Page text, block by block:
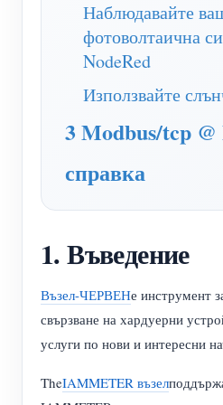
WiFi контролер за
IAMMETER Cloud Pro
IAMMETER
Виртуален
Система за енергийно
Приложения
Енергиен монитор на
система
Монитор за
Система за
Магазин
Ресурси
Документ
Наблюдавайте
фотоволтаична
NodeRed
Използвайте
3 Modbus/tcp @
справка
1. Въведение
Възел-ЧЕРВЕНе инструмент
свързване на хардуерни
услуги по нови и интересни
TheIAMMETER възел